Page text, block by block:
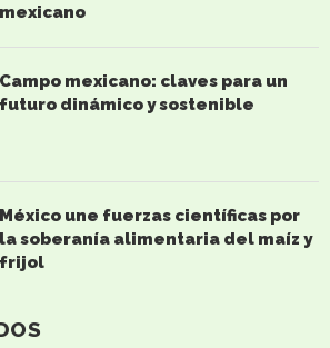
mexicano
Campo mexicano: claves para un
futuro dinámico y sostenible
México une fuerzas científicas por
la soberanía alimentaria del maíz y
frijol